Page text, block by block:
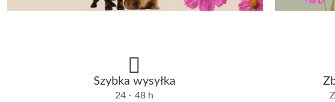
Szybka wysyłka
24 - 48 h